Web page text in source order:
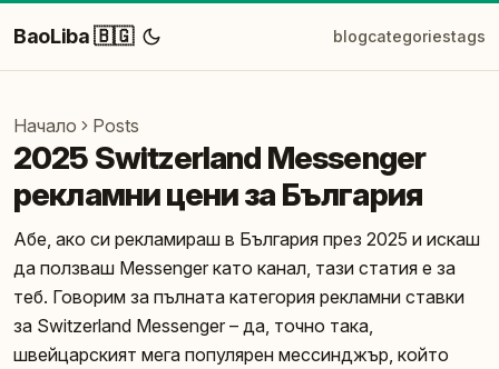
BaoLiba 🇧🇬 blogcategoriestags
Начало Posts
2025 Switzerland Messenger
рекламни цени за България
Абе, ако си рекламираш в България през 2025 и искаш
да ползваш Messenger като канал, тази статия е за
теб. Говорим за пълната категория рекламни ставки
за Switzerland Messenger – да, точно така,
швейцарският мега популярeн мессинджър, който